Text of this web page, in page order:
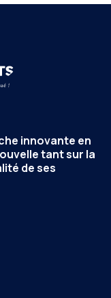
innovante en
tant sur la
de ses